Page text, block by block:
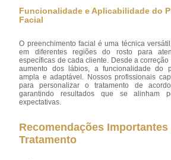
Funcionalidade e Aplicabilidade do
Facial
O preenchimento facial é uma técnica
em diferentes regiões do rosto para
específicas de cada cliente. Desde a
aumento dos lábios, a funcionalidade do
ampla e adaptável. Nossos profissionais
para personalizar o tratamento de
garantindo resultados que se alinham
expectativas.
Recomendações Importantes
Tratamento